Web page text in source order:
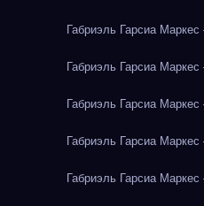
Габриэль Гарсиа
Габриэль Гарсиа
Габриэль Гарсиа
Габриэль Гарсиа
Габриэль Гарсиа